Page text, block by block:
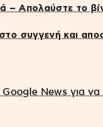
– Απολαύστε το
συγγενή και
News για να